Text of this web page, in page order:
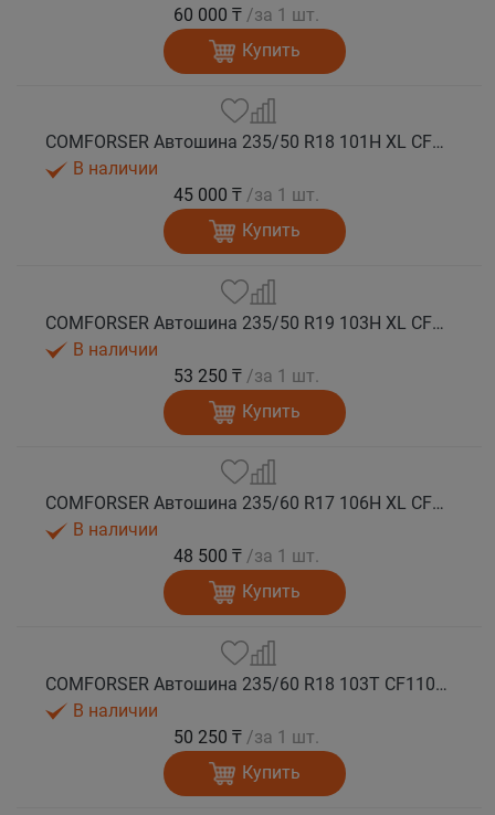
60 000 ₸ /за 1 шт.
Купить
COMFORSER Автошина 235/50 R18 101H XL CF1100 RWL лето
В наличии
45 000 ₸ /за 1 шт.
Купить
COMFORSER Автошина 235/50 R19 103H XL CF1100 лето
В наличии
53 250 ₸ /за 1 шт.
Купить
COMFORSER Автошина 235/60 R17 106H XL CF1100 RWL лето
В наличии
48 500 ₸ /за 1 шт.
Купить
COMFORSER Автошина 235/60 R18 103T CF1100 RWL лето
В наличии
50 250 ₸ /за 1 шт.
Купить